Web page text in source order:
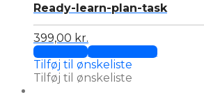
The
options
be
Ready-learn-plan-task
399,00 kr.
Quick ViewSelect optionsThis
Tilføj til ønskeliste
Tilføj til ønskeliste